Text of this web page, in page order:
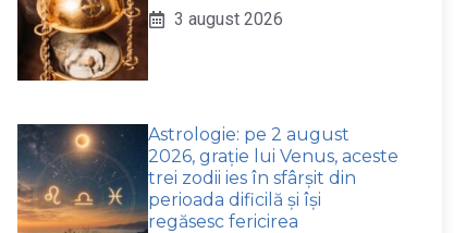
3 august 2026
Astrologie: pe 2 august
2026, grație lui Venus, aceste
trei zodii ies în sfârșit din
perioada dificilă și își
regăsesc fericirea